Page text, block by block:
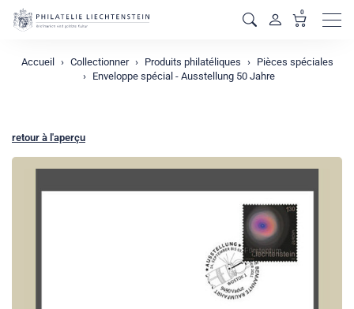
0
Accueil Collectionner Produits philatéliques
Pièces spéciales
Enveloppe spécial - Ausstellung 50 Jahre
retour à l'aperçu